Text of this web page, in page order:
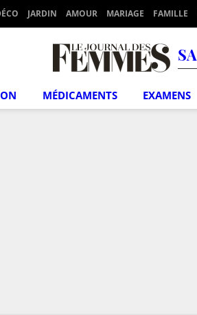
JARDIN AMOUR MARIAGE FAMILLE
MÉDICAMENTS EXAMENS